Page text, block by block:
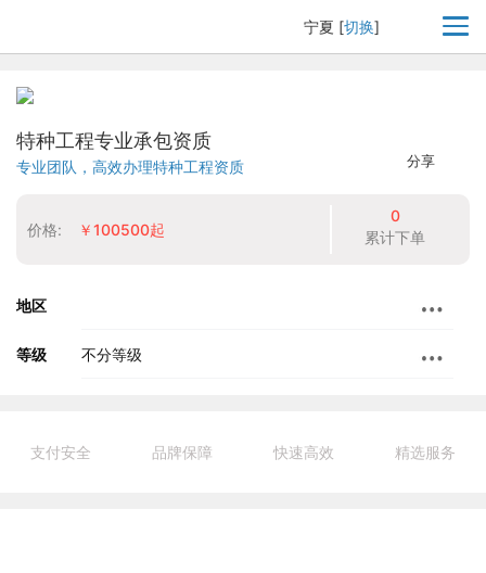
宁夏 [切换]
分享
特种工程专业承包资质
专业团队，高效办理特种工程资质
价格: ￥100500起
0
累计下单
地区
等级 不分等级
支付安全 品牌保障 快速高效 精选服务